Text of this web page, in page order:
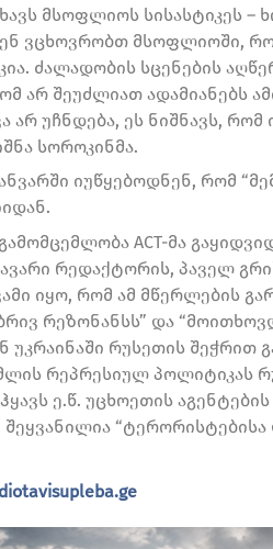
მსოფლიოს სისასტიკეს
ვცხოვრობთ მსოფლიოში,
ძალადობის სცენების
არ შეუძლიათ ადამიანებს
არ უჩნდება, ეს ნიშნავს,
სოროკინმა.
იუწყებოდნენ, რომ
АСТ-მა
რედაქტორის, პაველ
იყო, რომ ამ მწერლების
რეზონანსს” და
უკრაინაში რუსეთის შეჭრით
რეპრესიულ პოლიტიკას
ე.წ. უცხოეთის
“ტერორისტებისა